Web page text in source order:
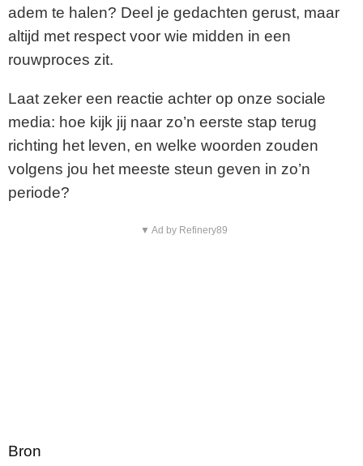
adem te halen? Deel je gedachten gerust, maar
altijd met respect voor wie midden in een
rouwproces zit.
Laat zeker een reactie achter op onze sociale
media: hoe kijk jij naar zo’n eerste stap terug
richting het leven, en welke woorden zouden
volgens jou het meeste steun geven in zo’n
periode?
▼ Ad by Refinery89
Bron